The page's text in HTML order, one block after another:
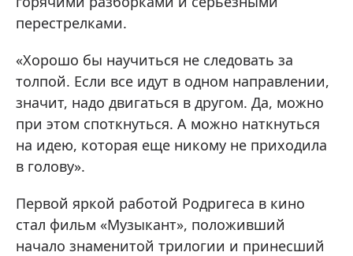
перестрелками.
«Хорошо бы научиться не следовать за
толпой. Если все идут в одном направлении,
значит, надо двигаться в другом. Да, можно
при этом споткнуться. А можно наткнуться
на идею, которая еще никому не приходила
в голову».
Первой яркой работой Родригеса в кино
стал фильм «Музыкант», положивший
начало знаменитой трилогии и принесший